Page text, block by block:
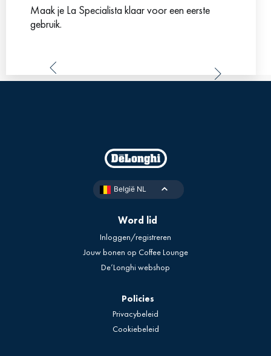
Maak je La Specialista klaar voor een eerste
gebruik.
België NL
Word lid
Inloggen/registreren
Jouw bonen op Coffee Lounge
De’Longhi webshop
Policies
Privacybeleid
Cookiebeleid